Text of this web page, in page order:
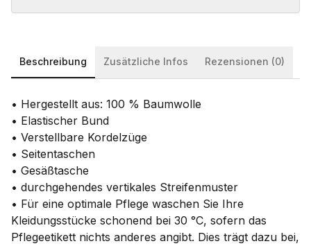
Beschreibung Zusätzliche Infos Rezensionen (0)
• Hergestellt aus: 100 % Baumwolle
• Elastischer Bund
• Verstellbare Kordelzüge
• Seitentaschen
• Gesäßtasche
• durchgehendes vertikales Streifenmuster
• Für eine optimale Pflege waschen Sie Ihre
Kleidungsstücke schonend bei 30 °C, sofern das
Pflegeetikett nichts anderes angibt. Dies trägt dazu bei,